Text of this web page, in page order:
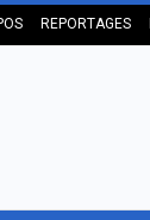
REPORTAGES